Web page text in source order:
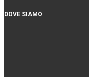
DOVE SIAMO